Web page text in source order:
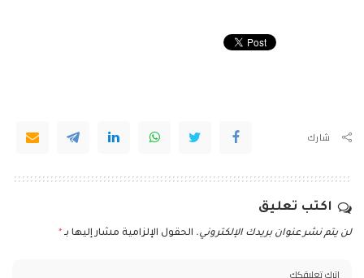
شارك
اكتب تعليق
لن يتم نشر عنوان بريدك الإلكتروني. الحقول الإلزامية مشار إليها بـ *